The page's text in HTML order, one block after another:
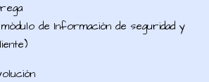
de Información de seguridad y